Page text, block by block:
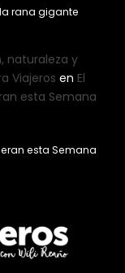
rana gigante
naturaleza y
Viajeros en El
esta Semana
esta Semana